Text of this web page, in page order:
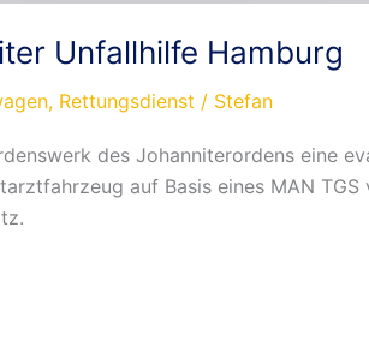
Unfallhilfe Hamburg
, Rettungsdienst / Stefan
des Johanniterordens eine
auf Basis eines MAN